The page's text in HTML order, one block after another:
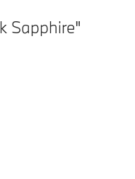
Sapphire"